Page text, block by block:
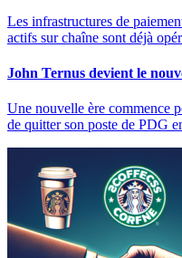
Les infrastructures de
actifs sur chaîne sont déjà
John Ternus devient le
Une nouvelle ère commence
de quitter son poste de PDG